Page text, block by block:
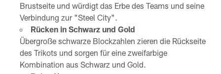
Brustseite und würdigt das Erbe des Teams und seine
Verbindung zur "Steel City".
Rücken in Schwarz und Gold
Übergroße schwarze Blockzahlen zieren die Rückseite
des Trikots und sorgen für eine zweifarbige
Kombination aus Schwarz und Gold.